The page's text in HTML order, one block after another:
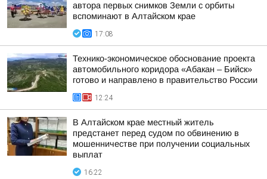
автора первых снимков Земли с орбиты
вспоминают в Алтайском крае
17:08
Технико-экономическое обоснование проекта
автомобильного коридора «Абакан – Бийск»
готово и направлено в правительство России
12:24
В Алтайском крае местный житель
предстанет перед судом по обвинению в
мошенничестве при получении социальных
выплат
16:22